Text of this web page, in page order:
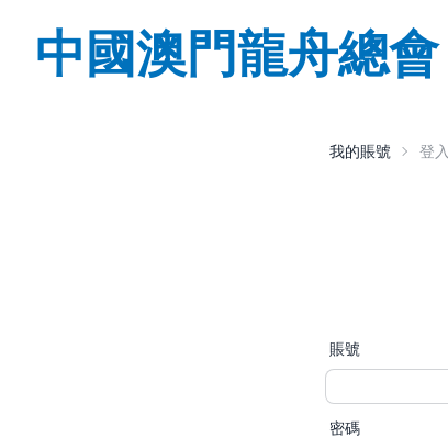
中國澳門龍舟總會
我的賬號 登入
賬號
密碼